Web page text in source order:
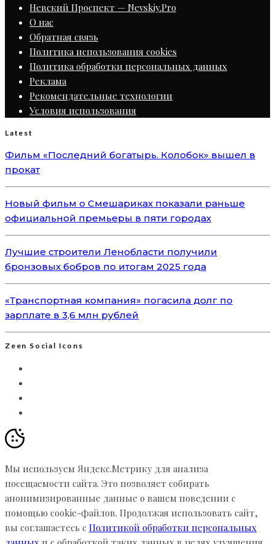
Невский Проспект — Nevskiy.Pro
О нас
Обратная связь
Политика использования cookies
Политика обработки персональных данных
Реклама
Рекомендательные технологии
Условия использования
Latest
Фильм «Последний богатырь. Колобок» вышел в
прокат
Новый фильм о Смешариках показали раньше
официальной премьеры в пяти городах
Лучшие строители Ленобласти получили
бронзовых бобров по итогам 2025 года
«Транспортная компания» погасила долг по
зарплате в 3,6 млн рублей
Zeen Social Icons
Мы используем Яндекс.Метрику для анализа
посещаемости сайта. Это позволяет собирать
анонимизированные данные о вашем поведении с
помощью cookie-файлов. Продолжая использовать сайт,
вы соглашаетесь с Политикой обработки персональных